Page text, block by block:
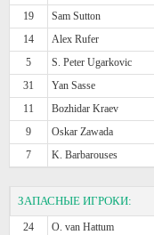
19
Sam Sutton
14
Alex Rufer
5
S. Peter Ugarkovic
31
Yan Sasse
11
Bozhidar Kraev
9
Oskar Zawada
7
K. Barbarouses
ЗАПАСНЫЕ ИГРОКИ:
24 O. van Hattum